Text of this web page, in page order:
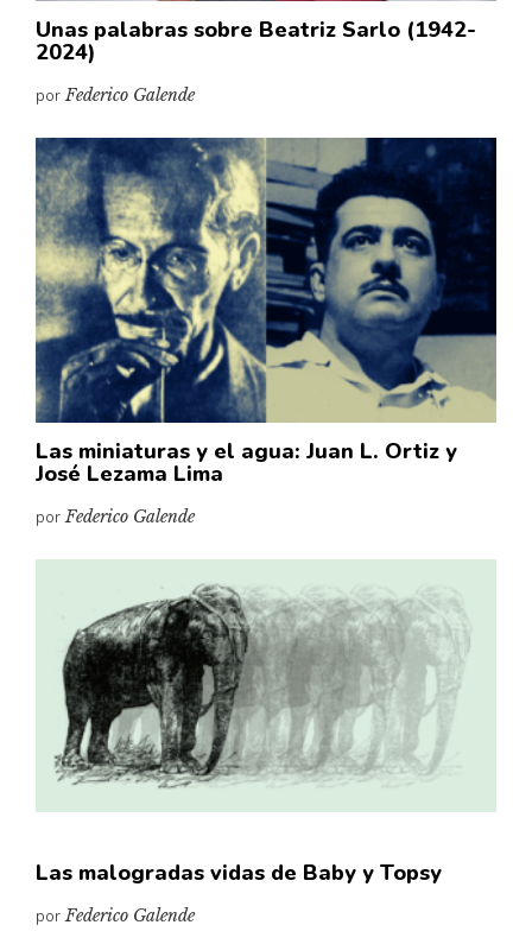
Unas palabras sobre Beatriz Sarlo (1942-
2024)
porFederico Galende
Las miniaturas y el agua: Juan L. Ortiz y
José Lezama Lima
porFederico Galende
Las malogradas vidas de Baby y Topsy
porFederico Galende